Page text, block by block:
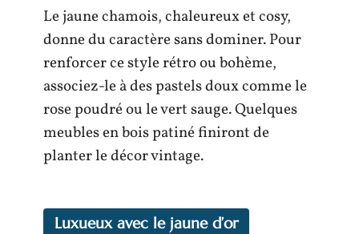
Le jaune chamois, chaleureux et cosy,
donne du caractère sans dominer. Pour
renforcer ce style rétro ou bohème,
associez-le à des pastels doux comme le
rose poudré ou le vert sauge. Quelques
meubles en bois patiné finiront de
planter le décor vintage.
Luxueux avec le jaune d’or